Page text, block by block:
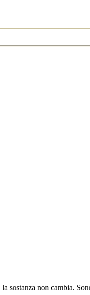
sostanza non cambia.